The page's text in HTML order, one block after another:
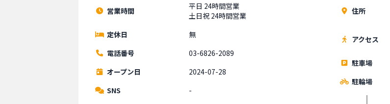
営業時間
平日 24時間営業
土日祝 24時間営業
定休日
無
電話番号
03-6826-2089
オープン日
2024-07-28
SNS
-
住所
アクセス
駐車場
駐輪場